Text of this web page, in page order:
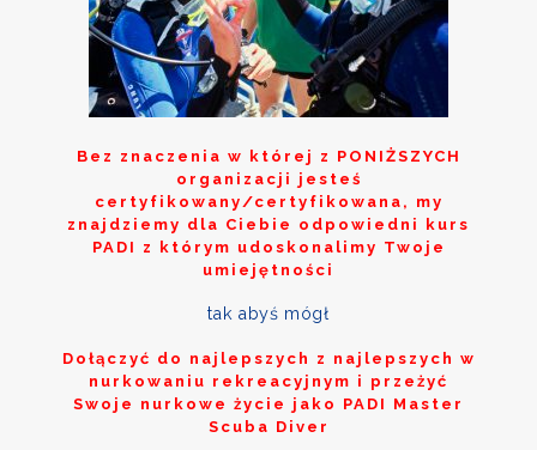
Bez znaczenia w której z PONIŻSZYCH
organizacji jesteś
certyfikowany/certyfikowana, my
znajdziemy dla Ciebie odpowiedni kurs
PADI z którym udoskonalimy Twoje
umiejętności
tak abyś mógł
Dołączyć do najlepszych z najlepszych w
nurkowaniu rekreacyjnym i przeżyć
Swoje nurkowe życie jako PADI Master
Scuba Diver